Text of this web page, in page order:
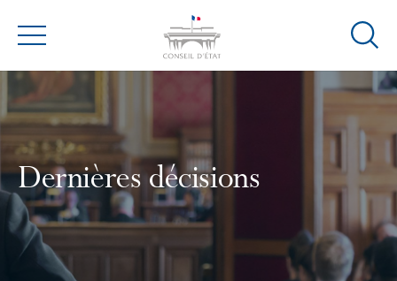
Menu
Ouvrir
Dernières décisions